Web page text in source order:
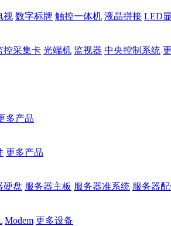
视 数字标牌 触控一体机 液晶拼接 LED
控采集卡 光端机 监视器 中央控制系统
多产品
更多产品
硬盘 服务器主板 服务器准系统 服务器
Modem 更多设备